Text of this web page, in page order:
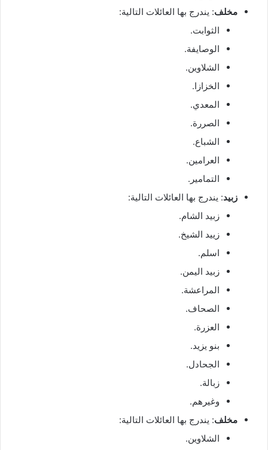
مخلف: يندرج بها العائلات التالية:
الثوابت.
الوصايفة.
الشلاوين.
الخزازا.
المعدي.
الصررة.
الشباع.
العرامين.
التمامير.
زبيد: يندرج بها العائلات التالية:
زبيد الشام.
زييد الشيخ.
اسلم.
زبيد اليمن.
المراعشة.
الصحاف.
العزرة.
بنو يزيد.
الجحادل.
زبالة.
وغيرهم.
مخلف: يندرج بها العائلات التالية:
الشلاوين.